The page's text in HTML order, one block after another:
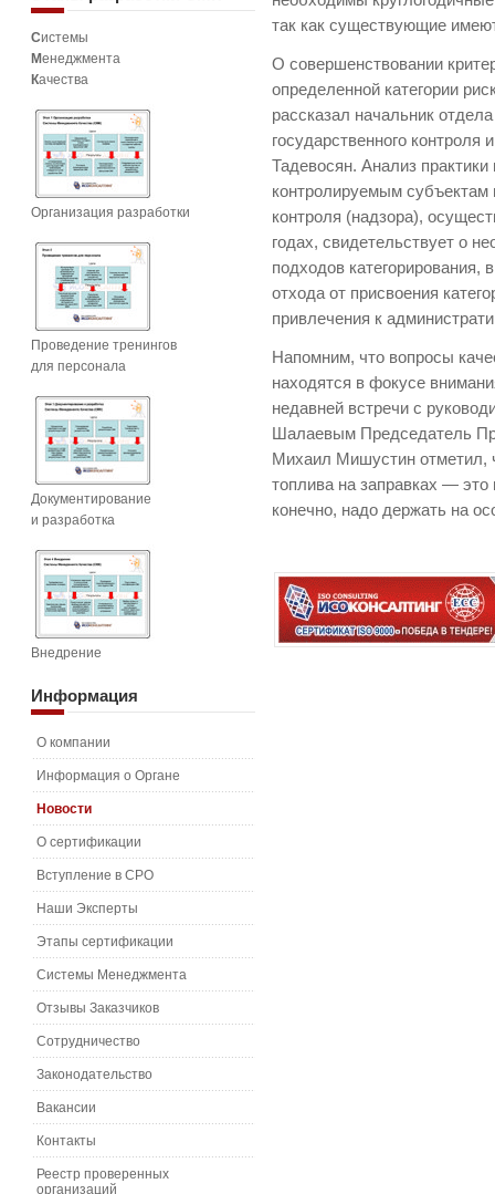
так как существующие
О совершенствовании
определенной категории
рассказал начальник
государственного контроля
Тадевосян. Анализ практики
контролируемым субъектам
контроля (надзора),
годах, свидетельствует о
подходов категорирования,
отхода от присвоения
привлечения к
Напомним, что вопросы
находятся в фокусе
недавней встречи с
Шалаевым Председатель
Михаил Мишустин отметил,
топлива на заправках —
конечно, надо держать на
Системы
Менеджмента
Качества
Организация разработки
Проведение тренингов
для персонала
Документирование
и разработка
Внедрение
Информация
О компании
Информация о Органе
Новости
О сертификации
Вступление в СРО
Наши Эксперты
Этапы сертификации
Системы Менеджмента
Отзывы Заказчиков
Сотрудничество
Законодательство
Вакансии
Контакты
Реестр проверенных
организаций